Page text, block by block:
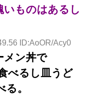
いものはあるし
ID:AoOR/Acy0
メン丼で
べるし皿うど
。